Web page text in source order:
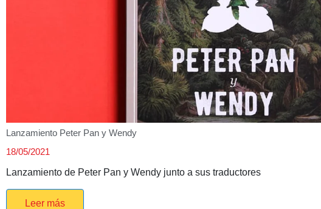
Lanzamiento Peter Pan y Wendy
18/05/2021
Lanzamiento de Peter Pan y Wendy junto a sus traductores
Leer más